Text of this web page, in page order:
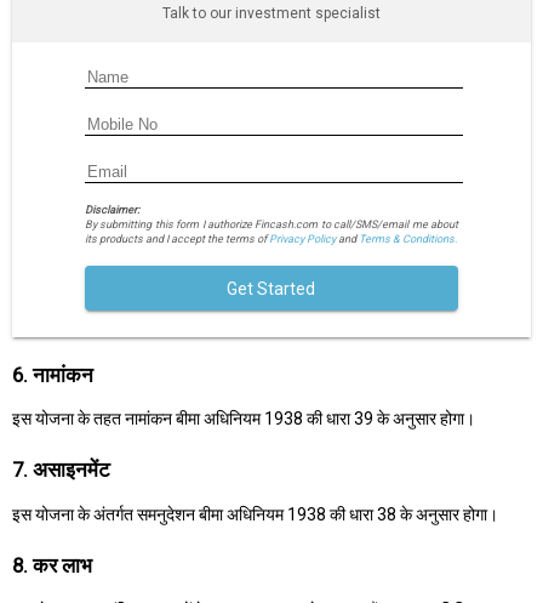
Talk to our investment specialist
Disclaimer:
By submitting this form I authorize Fincash.com to call/SMS/email me about
its products and I accept the terms ofPrivacy Policyand Terms & Conditions.
Get Started
6. नामांकन
इस योजना के तहत नामांकन बीमा अधिनियम 1938 की धारा 39 के अनुसार होगा।
7. असाइनमेंट
इस योजना के अंतर्गत समनुदेशन बीमा अधिनियम 1938 की धारा 38 के अनुसार होगा।
8. कर लाभ